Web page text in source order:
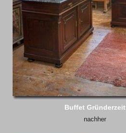
Buffet Gründerzeit
nachher